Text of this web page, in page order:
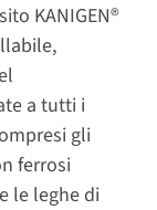
KANIGEN®
a tutti i
gli
ferrosi
le leghe di